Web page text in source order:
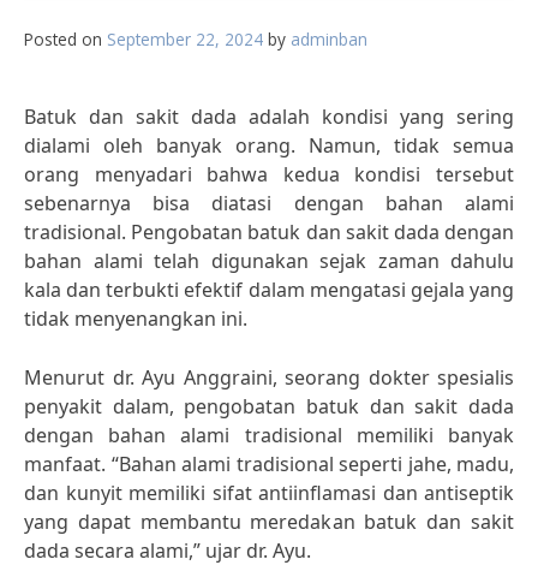
Posted on September 22, 2024 by adminban
Batuk dan sakit dada adalah kondisi yang sering
dialami oleh banyak orang. Namun, tidak semua
orang menyadari bahwa kedua kondisi tersebut
sebenarnya bisa diatasi dengan bahan alami
tradisional. Pengobatan batuk dan sakit dada dengan
bahan alami telah digunakan sejak zaman dahulu
kala dan terbukti efektif dalam mengatasi gejala yang
tidak menyenangkan ini.
Menurut dr. Ayu Anggraini, seorang dokter spesialis
penyakit dalam, pengobatan batuk dan sakit dada
dengan bahan alami tradisional memiliki banyak
manfaat. “Bahan alami tradisional seperti jahe, madu,
dan kunyit memiliki sifat antiinflamasi dan antiseptik
yang dapat membantu meredakan batuk dan sakit
dada secara alami,” ujar dr. Ayu.